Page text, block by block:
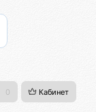
0 Кабинет